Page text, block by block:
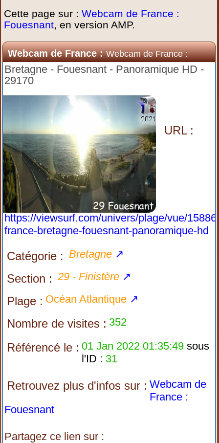
Cette page sur :Webcam de France :
Fouesnant, en version AMP.
Webcam de France :Webcam de France :
Fouesnant
Bretagne - Fouesnant - Panoramique HD -
29170
URL :
https://viewsurf.com/univers/plage/vue/
france-bretagne-fouesnant-panoramique-hd
Catégorie : Bretagne ↗
Section : 29 - Finistère ↗
Plage : Océan Atlantique ↗
Nombre de visites : 352
Référencé le : 01 Jan 2022 01:35:49 sous
l'ID : 31
Retrouvez plus d'infos sur : Webcam de
France :
Fouesnant
Partagez ce lien sur :